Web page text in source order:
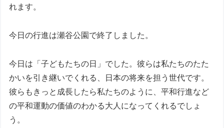
れます。
今日の行進は瀬谷公園で終了しました。
今日は「子どもたちの日」でした。彼らは私たちのたた
かいを引き継いでくれる、日本の将来を担う世代です。
彼らもきっと成長したら私たちのように、平和行進など
の平和運動の価値のわかる大人になってくれるでしょ
う。